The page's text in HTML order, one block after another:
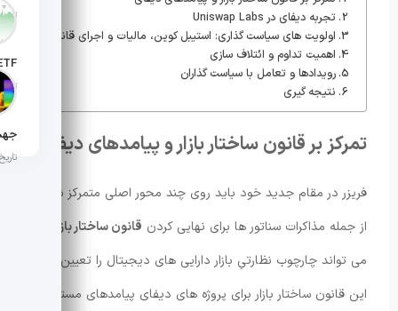
تاریخ
تاریخ
تاریخ
تجربه دیفای در Uniswap Labs
اولویت های سیاست گذاری: استیبل کوین، مالیات و اجرای قانون
اهمیت تداوم و ائتلاف سازی
رویدادها و تعامل با سیاست گذاران
نتیجه گیری
تمرکز بر قانون ساختار بازار و پیامدهای دیفای
فریزر در مقام جدید خود باید روی چند محور اصلی متمرکز شود،
از جمله مذاکرات سناتور ها برای نهایی کردن قانون ساختار بازار
می تواند چارچوب نظارتیِ بازار دارایی های دیجیتال را تعیین کند.
این قانون ساختار بازار برای پروژه های دیفای پیامدهای مستقیمی